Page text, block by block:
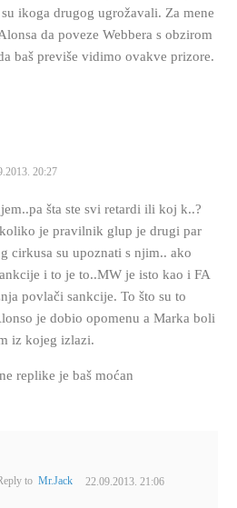
ikoga drugog ugrožavali. Za mene
da poveze Webbera s obzirom
baš previše vidimo ovakve prizore.
20:27
šta ste svi retardi ili koj k..?
je pravilnik glup je drugi par
cirkusa su upoznati s njim.. ako
i to je to..MW je isto kao i FA
povlači sankcije. To što su to
je dobio opomenu a Marka boli
iz kojeg izlazi.
replike je baš moćan
toMr.Jack 22.09.2013. 21:06